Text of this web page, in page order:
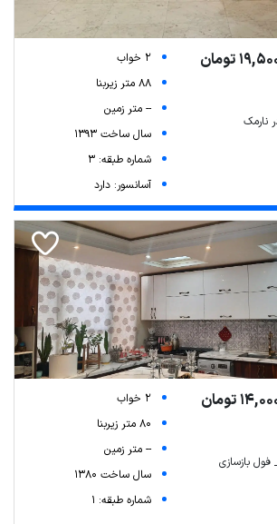
2 خواب
88 متر زیربنا
-- متر زمین
سال ساخت 1393
شماره طبقه: 3
آسانسور: دارد
2 خواب
80 متر زیربنا
-- متر زمین
سال ساخت 1380
شماره طبقه: 1